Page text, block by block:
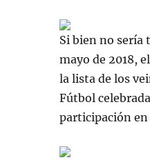
Si bien no sería
mayo de 2018,
la lista de los
Fútbol
participación